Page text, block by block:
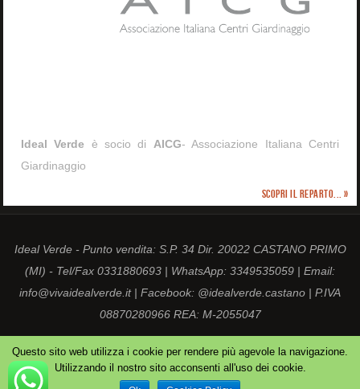
Ideal Verde è socio di AICG- Associazione Italiana Centri
Giardinaggio
Scopri il reparto... »
Ideal Verde - Punto vendita: S.P. 34 Dir. 20022 CASTANO PRIMO
(MI) - Tel/Fax 0331880693 | WhatsApp: 3349535059 | Email:
info@vivaidealverde.it | Facebook: @idealverde.castano | P.IVA
08870280966 REA: M-2055047
ORGOGLIOSAMENTE MOTORIZZATO DAPARABOLA&WORDPRESS.
Questo sito web utilizza i cookie per rendere più agevole la navigazione.
Utilizzando il nostro sito acconsenti all'uso dei cookie.